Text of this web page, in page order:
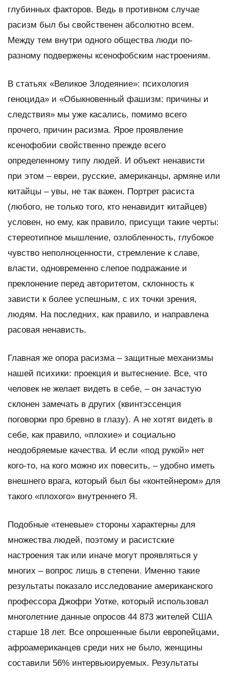
глубинных факторов. Ведь в противном случае
расизм был бы свойственен абсолютно всем.
Между тем внутри одного общества люди по-
разному подвержены ксенофобским настроениям.
В статьях «Великое Злодеяние»: психология
геноцида» и «Обыкновенный фашизм: причины и
следствия» мы уже касались, помимо всего
прочего, причин расизма. Ярое проявление
ксенофобии свойственно прежде всего
определенному типу людей. И объект ненависти
при этом – евреи, русские, американцы, армяне или
китайцы – увы, не так важен. Портрет расиста
(любого, не только того, кто ненавидит китайцев)
условен, но ему, как правило, присущи такие черты:
стереотипное мышление, озлобленность, глубокое
чувство неполноценности, стремление к славе,
власти, одновременно слепое подражание и
преклонение перед авторитетом, склонность к
зависти к более успешным, с их точки зрения,
людям. На последних, как правило, и направлена
расовая ненависть.
Главная же опора расизма – защитные механизмы
нашей психики: проекция и вытеснение. Все, что
человек не желает видеть в себе, – он зачастую
склонен замечать в других (квинтэссенция
поговорки про бревно в глазу). А не хотят видеть в
себе, как правило, «плохие» и социально
неодобряемые качества. И если «под рукой» нет
кого-то, на кого можно их повесить, – удобно иметь
внешнего врага, который был бы «контейнером» для
такого «плохого» внутреннего Я.
Подобные «теневые» стороны характерны для
множества людей, поэтому и расистские
настроения так или иначе могут проявляться у
многих – вопрос лишь в степени. Именно такие
результаты показало исследование американского
профессора Джофри Уотке, который использовал
многолетние данные опросов 44 873 жителей США
старше 18 лет. Все опрошенные были европейцами,
афроамериканцев среди них не было, женщины
составили 56% интервьюируемых. Результаты